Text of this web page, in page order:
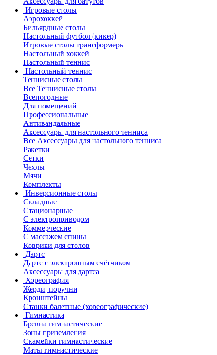
Игровые столы
Аэрохоккей
Бильярдные столы
Настольный футбол (кикер)
Игровые столы трансформеры
Настольный хоккей
Настольный теннис
Настольный теннис
Теннисные столы
Все Теннисные столы
Всепогодные
Для помещений
Профессиональные
Антивандальные
Аксессуары для настольного тенниса
Все Аксессуары для настольного тенниса
Ракетки
Сетки
Чехлы
Мячи
Комплекты
Инверсионные столы
Складные
Стационарные
С электроприводом
Коммерческие
С массажем спины
Коврики для столов
Дартс
Дартс с электронным счётчиком
Аксессуары для дартса
Хореография
Жерди, поручни
Кронштейны
Станки балетные (хореографические)
Гимнастика
Бревна гимнастические
Зоны приземления
Скамейки гимнастические
Маты гимнастические